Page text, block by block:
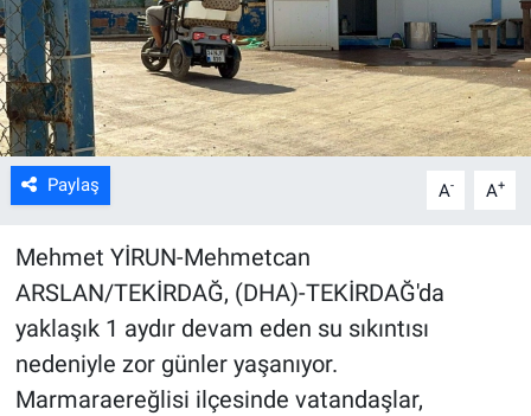
Paylaş A- A+
Mehmet YİRUN-Mehmetcan
ARSLAN/TEKİRDAĞ, (DHA)-TEKİRDAĞ'da
yaklaşık 1 aydır devam eden su sıkıntısı
nedeniyle zor günler yaşanıyor.
Marmaraereğlisi ilçesinde vatandaşlar,
Kültür Sanat
Bilim ve Teknoloji
Genel